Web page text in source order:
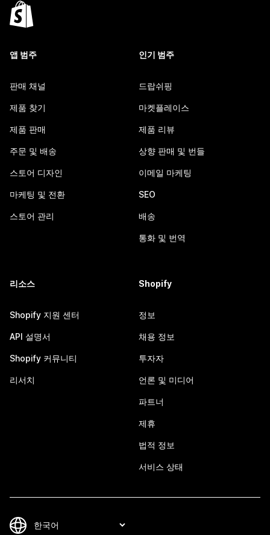
앱 범주
판매 채널
제품 찾기
제품 판매
주문 및 배송
스토어 디자인
마케팅 및 전환
스토어 관리
인기 범주
드랍쉬핑
마켓플레이스
제품 리뷰
상향 판매 및 번들
이메일 마케팅
SEO
배송
통화 및 번역
리소스
Shopify 지원 센터
API 설명서
Shopify 커뮤니티
리서치
Shopify
정보
채용 정보
투자자
언론 및 미디어
파트너
제휴
법적 정보
서비스 상태